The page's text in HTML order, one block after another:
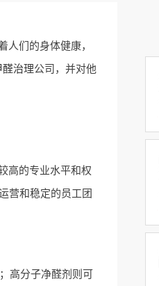
们的身体健康，
醛治理公司，并对他
高的专业水平和权
营和稳定的员工团
高分子净醛剂则可